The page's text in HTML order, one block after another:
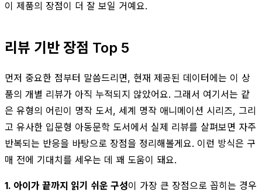
이 제품의 장점이 더 잘 보일 거예요.
리뷰 기반 장점 Top 5
먼저 중요한 점부터 말씀드리면, 현재 제공된 데이터에는 이 상
품의 개별 리뷰가 아직 누적되지 않았어요. 그래서 여기서는 같
은 유형의 어린이 명작 도서, 세계 명작 애니메이션 시리즈, 그리
고 유사한 입문형 아동문학 도서에서 실제 리뷰를 살펴보면 자주
반복되는 반응을 바탕으로 장점을 정리해볼게요. 이런 방식은 구
매 전에 기대치를 세우는 데 꽤 도움이 돼요.
1. 아이가 끝까지 읽기 쉬운 구성이 가장 큰 장점으로 꼽히는 경우